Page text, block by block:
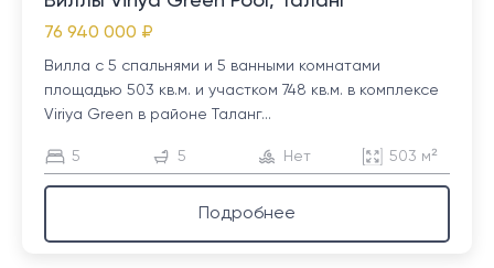
76 940 000 ₽
Вилла с 5 спальнями и 5 ванными комнатами
площадью 503 кв.м. и участком 748 кв.м. в комплексе
Viriya Green в районе Таланг...
5 5 Нет 503 м²
Подробнее